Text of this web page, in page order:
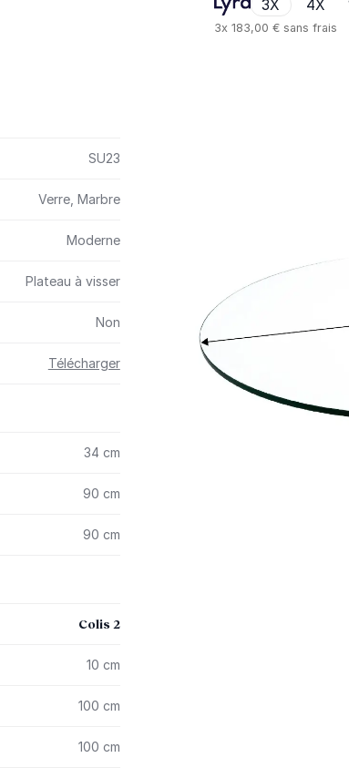
3X 4X
3x 183,00 €sans frais
SU23
Verre, Marbre
Moderne
Plateau à visser
Non
Télécharger
34 cm
90 cm
90 cm
Colis 2
10 cm
100 cm
100 cm